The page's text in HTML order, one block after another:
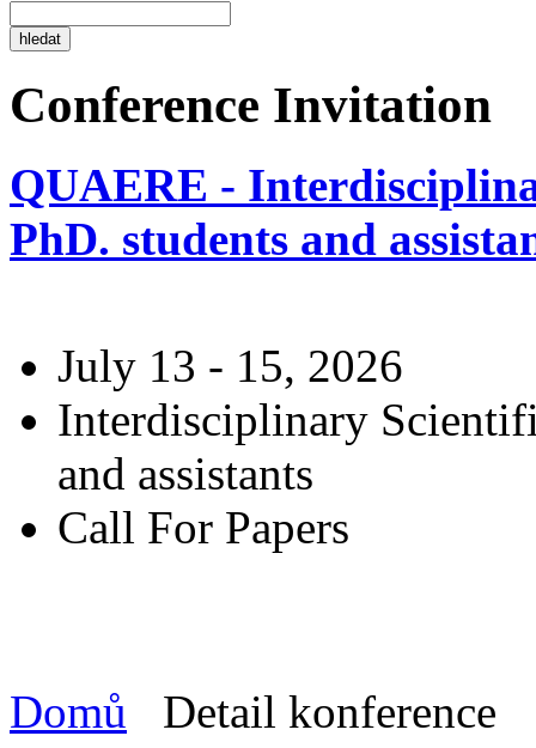
Conference Invitation
QUAERE -
PhD. students and
July 13 - 15, 2026
Interdisciplinary
and assistants
Call For Papers
Domů Detail konference